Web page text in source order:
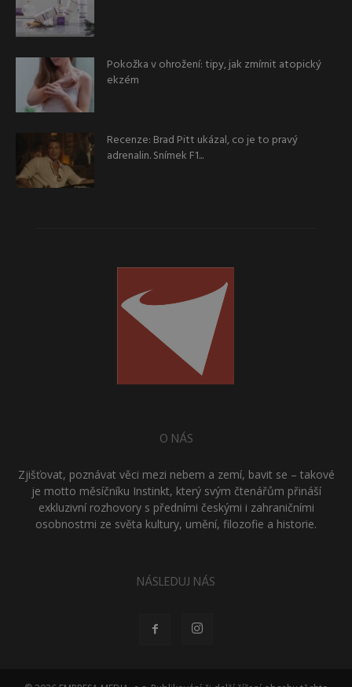
Pokožka v ohrožení: tipy, jak zmírnit atopický
ekzém
Recenze: Brad Pitt ukázal, co je to pravý
adrenalin. Snímek F1...
O NÁS
Zjišťovat, poznávat věci mezi nebem a zemí, bavit se – takové
je motto měsíčníku Instinkt, který svým čtenářům přináší
exkluzivní rozhovory s předními českými i zahraničními
osobnostmi ze světa kultury, umění, filozofie a historie.
NÁSLEDUJ NÁS